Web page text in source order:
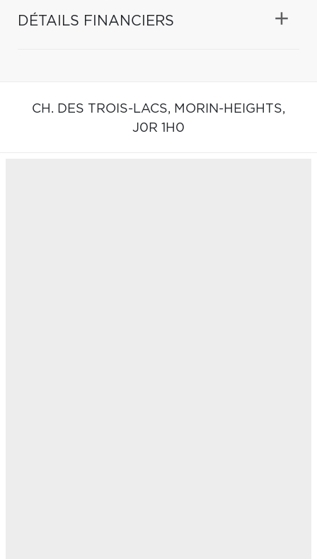
DÉTAILS FINANCIERS
CH. DES TROIS-LACS, MORIN-HEIGHTS,
J0R 1H0